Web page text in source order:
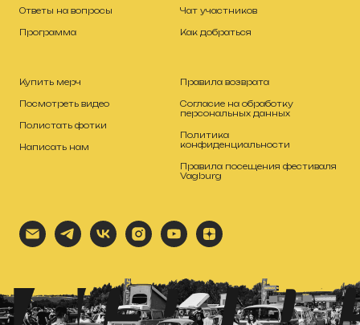
Ответы на вопросы
Программа
Чат участников
Как добраться
Купить мерч
Посмотреть видео
Полистать фотки
Написать нам
Правила возврата
Согласие на обработку
персональных данных
Политика
конфиденциальности
Правила посещения фестиваля
Vagburg